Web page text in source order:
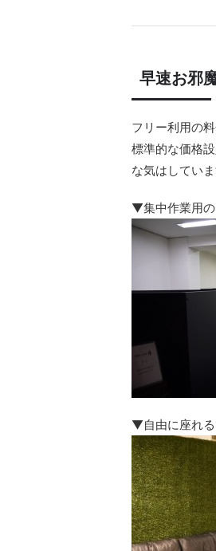
早速お邪
フリー利用の
標準的な価格
な気はしてい
▼集中作業用
▼自由に座れる